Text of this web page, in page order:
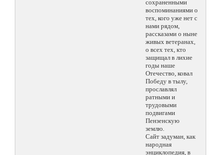
сохраненными
воспоминаниями о
тех, кого уже нет с
нами рядом,
рассказами о ныне
живых ветеранах,
о всех тех, кто
защищал в лихие
годы наше
Отечество, ковал
Победу в тылу,
прославлял
ратными и
трудовыми
подвигами
Пензенскую
землю.
Сайт задуман, как
народная
энциклопедия, в